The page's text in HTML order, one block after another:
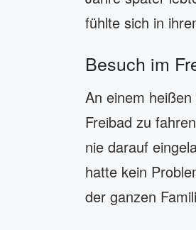
fühlte sich in
Besuch im
An einem
Freibad zu
nie darauf
hatte kein
der ganzen